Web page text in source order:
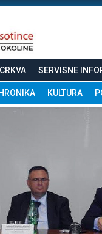
CRKVA SERVISNE
HRONIKA KULTURA